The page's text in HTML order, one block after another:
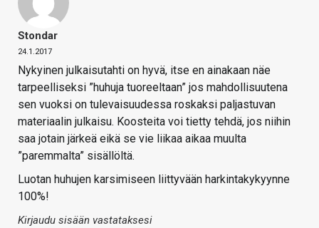
Stondar
24.1.2017
Nykyinen julkaisutahti on hyvä, itse en ainakaan näe
tarpeelliseksi ”huhuja tuoreeltaan” jos mahdollisuutena
sen vuoksi on tulevaisuudessa roskaksi paljastuvan
materiaalin julkaisu. Koosteita voi tietty tehdä, jos niihin
saa jotain järkeä eikä se vie liikaa aikaa muulta
”paremmalta” sisällöltä.
Luotan huhujen karsimiseen liittyvään harkintakykyynne
100%!
Kirjaudu sisään vastataksesi